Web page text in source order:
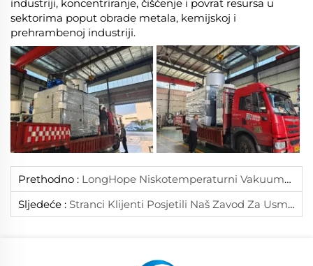
industriji, koncentriranje, čišćenje i povrat resursa u
sektorima poput obrade metala, kemijskoj i
prehrambenoj industriji.
Prethodno : LongHope Niskotemperaturni Vakuumski Isparivač Naspram Tradicionalne Visokotemperaturne Parne Tehnologije: Detaljna Usporedba Za Globalnu Trgovinu
Sljedeće : ‌Stranci Klijenti Posjetili Naš Zavod Za Usmjerenu Izmenu I Suradnju‌